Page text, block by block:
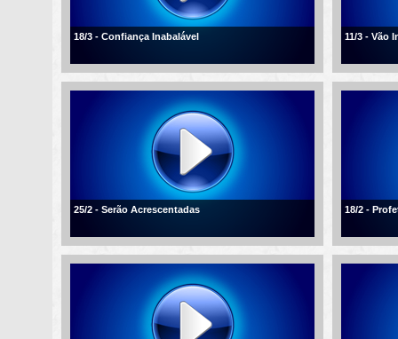
18/3 - Confiança Inabalável 11/3 - Vão
25/2 - Serão Acrescentadas 18/2 -